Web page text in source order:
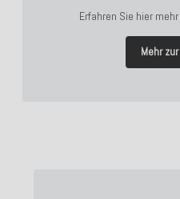
Erfahren Sie hier
Mehr